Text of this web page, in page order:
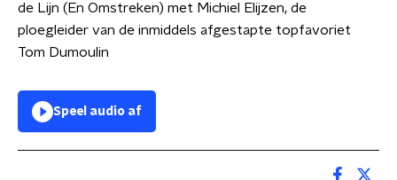
de Lijn (En Omstreken) met Michiel Elijzen, de
ploegleider van de inmiddels afgestapte topfavoriet
Tom Dumoulin
Speel audio af